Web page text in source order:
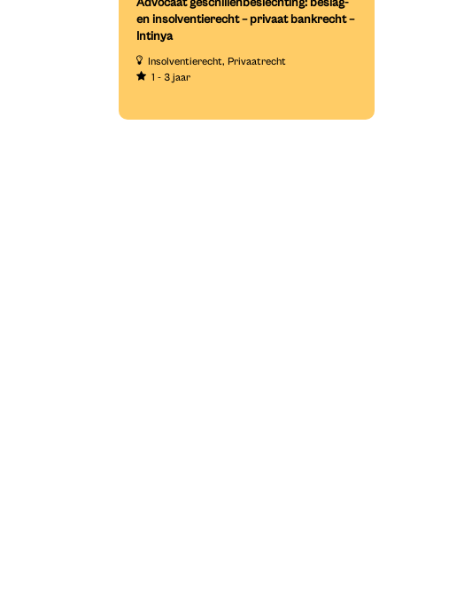
en insolventierecht – privaat bankrecht –
Intinya
Insolventierecht Privaatrecht
1 - 3 jaar